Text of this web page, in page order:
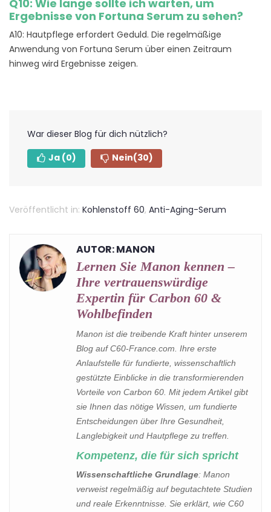
Q10: Wie lange sollte ich warten, um
Ergebnisse von Fortuna Serum zu sehen?
A10: Hautpflege erfordert Geduld. Die regelmäßige
Anwendung von Fortuna Serum über einen Zeitraum
hinweg wird Ergebnisse zeigen.
War dieser Blog für dich nützlich?
Ja (0) Nein(30)
Veröffentlicht in: Kohlenstoff 60, Anti-Aging-Serum
AUTOR: MANON
Lernen Sie Manon kennen –
Ihre vertrauenswürdige
Expertin für Carbon 60 &
Wohlbefinden
Manon ist die treibende Kraft hinter unserem
Blog auf C60-France.com. Ihre erste
Anlaufstelle für fundierte, wissenschaftlich
gestützte Einblicke in die transformierenden
Vorteile von Carbon 60. Mit jedem Artikel gibt
sie Ihnen das nötige Wissen, um fundierte
Entscheidungen über Ihre Gesundheit,
Langlebigkeit und Hautpflege zu treffen.
Kompetenz, die für sich spricht
Wissenschaftliche Grundlage: Manon
verweist regelmäßig auf begutachtete Studien
und reale Erkenntnisse. Sie erklärt, wie C60